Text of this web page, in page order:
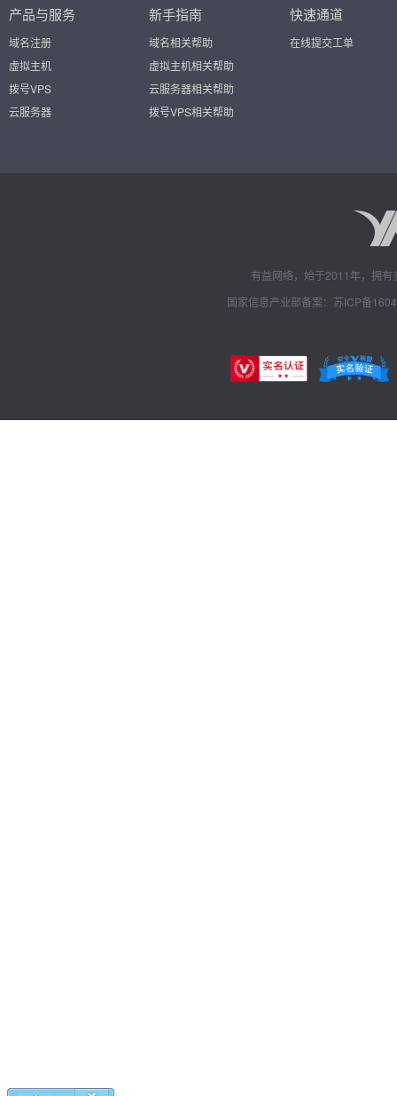
产品与服务
域名注册
虚拟主机
拨号VPS
云服务器
新手指南
域名相关帮助
虚拟主机相关帮助
云服务器相关帮助
拨号VPS相关帮助
快速通道
在线提交工单
有益网络，始于2011年，拥
国家信息产业部备案：苏ICP备